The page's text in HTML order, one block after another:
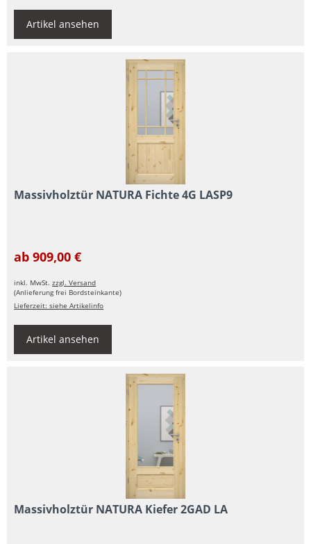
Artikel ansehen
Massivholztür NATURA Fichte 4G LASP9
ab 909,00 €
inkl. MwSt.zzgl. Versand
(Anlieferung frei Bordsteinkante)
Lieferzeit: siehe Artikelinfo
Artikel ansehen
Massivholztür NATURA Kiefer 2GAD LA